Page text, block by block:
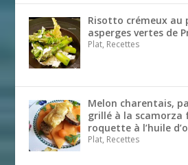
Risotto crémeux au
asperges vertes de
Plat, Recettes
Melon charentais,
grillé à la scamorza
roquette à l’huile
Plat, Recettes